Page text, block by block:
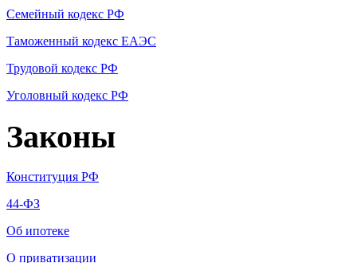
Семейный кодекс РФ
Таможенный кодекс ЕАЭС
Трудовой кодекс РФ
Уголовный кодекс РФ
Законы
Конституция РФ
44-ФЗ
Об ипотеке
О приватизации